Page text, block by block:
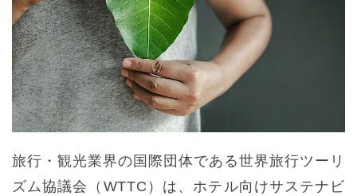
旅行・観光業界の国際団体である世界旅行ツーリ
ズム協議会（WTTC）は、ホテル向けサステナビ